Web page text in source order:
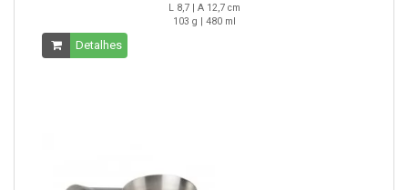
L 8,7 | A 12,7 cm
103 g | 480 ml
Detalhes